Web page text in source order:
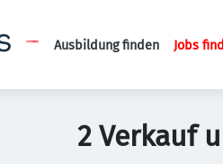
Ausbildung finden Jobs
2 Verkauf